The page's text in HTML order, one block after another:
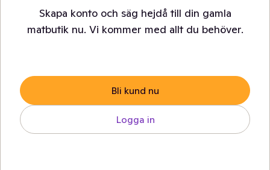
Skapa konto och säg hejdå till din gamla
matbutik nu. Vi kommer med allt du behöver.
Bli kund nu
Logga in